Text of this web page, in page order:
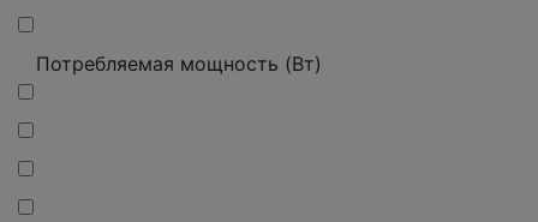
Потребляемая мощность (Вт)